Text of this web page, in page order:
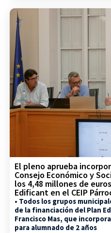
El pleno aprueba
Consejo Económico y
los 4,48 millones de
Edificant en el CEIP
• Todos los grupos
de la financiación del Plan
Francisco Mas, que
para alumnado de 2 años